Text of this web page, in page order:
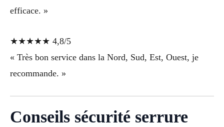
efficace. »
★★★★★ 4,8/5
« Très bon service dans la Nord, Sud, Est, Ouest, je
recommande. »
Conseils sécurité serrure